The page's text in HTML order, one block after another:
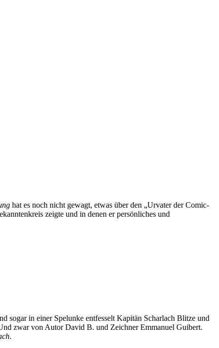
hat es noch nicht gewagt, etwas über den „Urvater der Comic-
zeigte und in denen er persönliches und
sogar in einer Spelunke entfesselt Kapitän Scharlach Blitze und
zwar von Autor David B. und Zeichner Emmanuel Guibert.
.